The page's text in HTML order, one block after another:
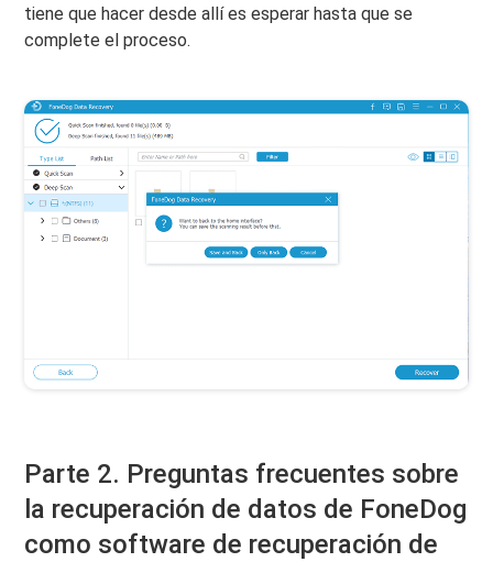
tiene que hacer desde allí es esperar hasta que se
complete el proceso.
Parte 2. Preguntas frecuentes sobre
la recuperación de datos de FoneDog
como software de recuperación de